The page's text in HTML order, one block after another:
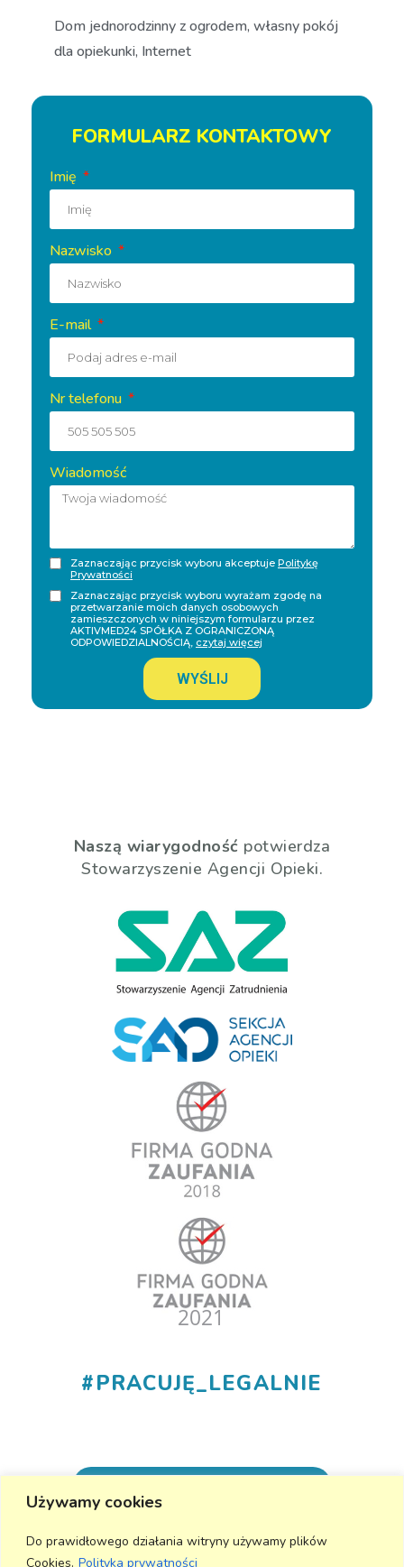
Używamy cookies
Do prawidłowego działania witryny używamy plików
Cookies. Polityka prywatności
Dom jednorodzinny z ogrodem, własny pokój
dla opiekunki, Internet
FORMULARZ KONTAKTOWY
Imię
Nazwisko
E-mail
Nr telefonu
Wiadomość
Zaznaczając przycisk wyboru akceptuje Politykę
Prywatności
Zaznaczając przycisk wyboru wyrażam zgodę na
przetwarzanie moich danych osobowych
zamieszczonych w niniejszym formularzu przez
AKTIVMED24 SPÓŁKA Z OGRANICZONĄ
ODPOWIEDZIALNOŚCIĄ, czytaj więcej
WYŚLIJ
Naszą wiarygodność potwierdza
Stowarzyszenie Agencji Opieki.
#PRACUJĘ_LEGALNIE
+48 530 555 015
info@aktivmed24.pl